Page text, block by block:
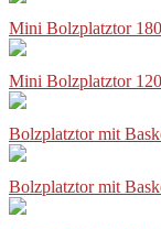
Mini Bolzplatztor
Mini Bolzplatztor
Bolzplatztor mit
Bolzplatztor mit